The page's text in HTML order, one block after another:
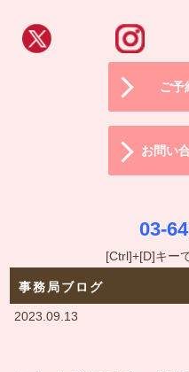
ご予
お問い
03-
[Ctrl]+[D]キー
事務局ブログ
2023.09.13